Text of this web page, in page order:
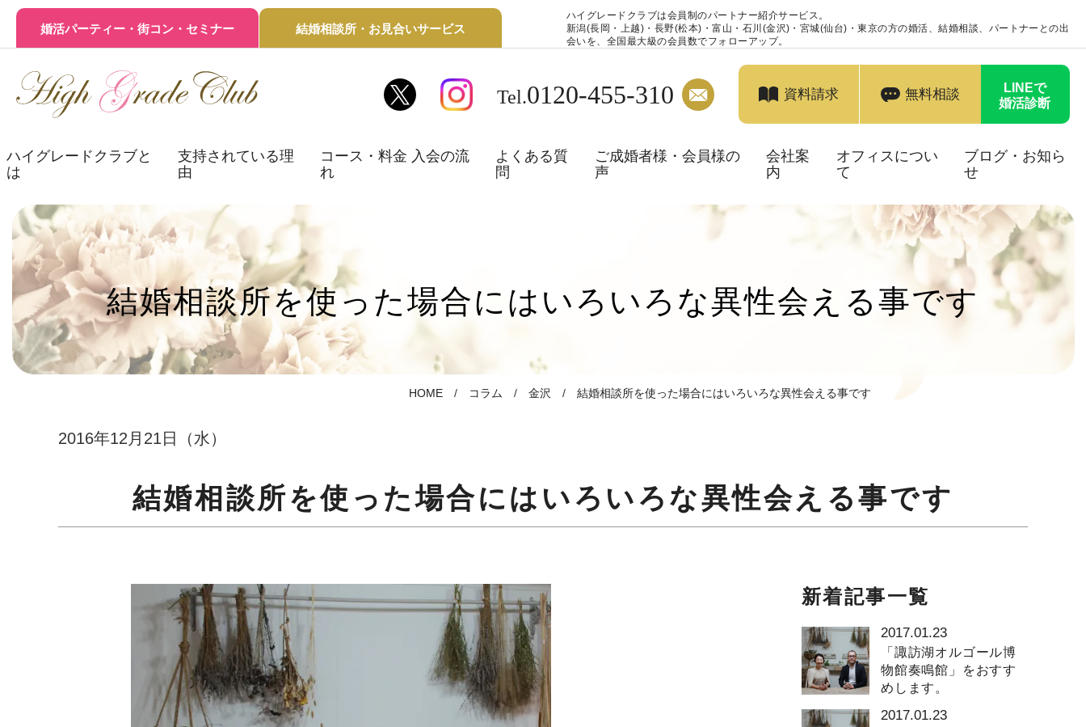
婚活パーティー・街コン・セミナー 結婚相談所・お見合いサービス
ハイグレードクラブは会員制のパートナー紹介サービス。
新潟(長岡・上越)・長野(松本)・富山・石川(金沢)・宮城(仙台)・東京の方の婚活、結婚相談、パートナーとの出
会いを、全国最大級の会員数でフォローアップ。
Tel.0120-455-310 資料請求 無料相談
LINEで
婚活診断
ハイグレードクラブと
は
支持されている理
由
コース・料金 入会の流
れ
よくある質
問
ご成婚者様・会員様の
声
会社案
内
オフィスについ
て
ブログ・お知ら
せ
結婚相談所を使った場合にはいろいろな異性会える事です
HOME コラム 金沢 結婚相談所を使った場合にはいろいろな異性会える事です
2016年12月21日（水）
結婚相談所を使った場合にはいろいろな異性会える事です
新着記事一覧
2017.01.23
「諏訪湖オルゴール博
物館奏鳴館」をおすす
めします。
2017.01.23